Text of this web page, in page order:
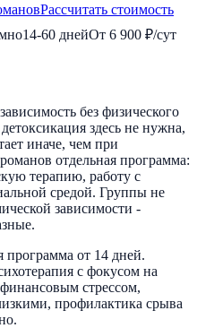
Рассчитать стоимость
14-60 днейОт 6 900 ₽/сут
без физического
здесь не нужна,
иначе, чем при
отдельная программа:
терапию, работу с
средой. Группы не
зависимости -
программа от 14 дней.
с фокусом на
стрессом,
профилактика срыва